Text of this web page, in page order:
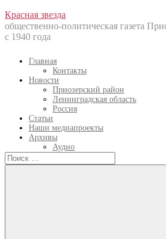
Перейти
к
содержанию
Красная звезда
общественно-политическая газета
с 1940 года
Главная
Контакты
Новости
Приозерский район
Ленинградская область
Россия
Статьи
Наши медиапроекты
Архивы
Аудио
Искать: